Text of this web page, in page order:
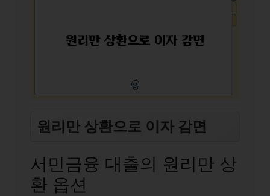
원리만 상환으로 이자 감면
서민금융 대출의 원리만 상
환 옵션